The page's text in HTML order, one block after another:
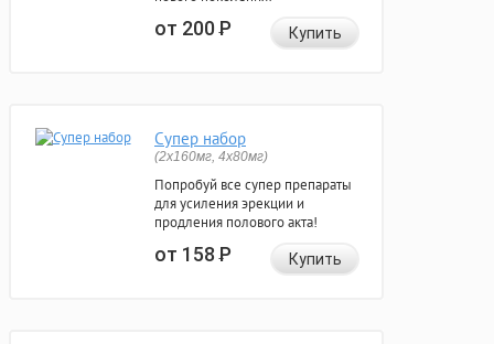
от 200Р Купить
Супер набор
(2х160мг, 4х80мг)
Попробуй все супер препараты
для усиления эрекции и
продления полового акта!
от 158Р Купить